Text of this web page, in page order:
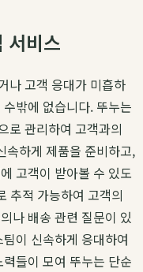
서비스
나 고객 응대가 미흡하
밖에 없습니다. 뚜누는
로 관리하여 고객과의
속하게 제품을 준비하고,
고객이 받아볼 수 있도
추적 가능하여 고객의
나 배송 관련 질문이 있
이 신속하게 응대하여
들이 모여 뚜누는 단순